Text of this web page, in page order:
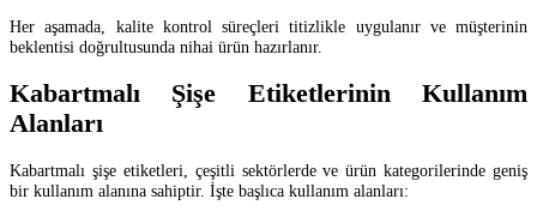
Her aşamada, kalite kontrol süreçleri titizlikle uygulanır ve müşterinin
beklentisi doğrultusunda nihai ürün hazırlanır.
Kabartmalı Şişe Etiketlerinin Kullanım
Alanları
Kabartmalı şişe etiketleri, çeşitli sektörlerde ve ürün kategorilerinde geniş
bir kullanım alanına sahiptir. İşte başlıca kullanım alanları: